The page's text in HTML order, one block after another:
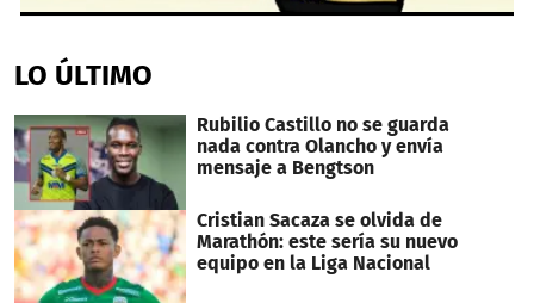
of
2
43
seconds
LO ÚLTIMO
Rubilio Castillo no se guarda
nada contra Olancho y envía
mensaje a Bengtson
Cristian Sacaza se olvida de
Marathón: este sería su nuevo
equipo en la Liga Nacional